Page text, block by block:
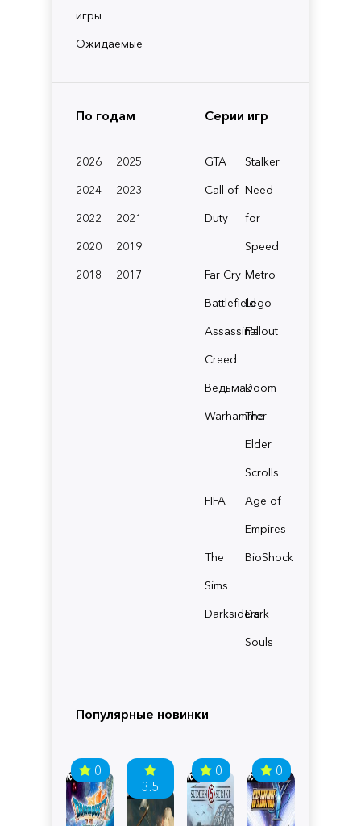
игры
Ожидаемые
По годам
2026
2025
2024
2023
2022
2021
2020
2019
2018
2017
Серии игр
GTA
Stalker
Call of
Duty
Need
for
Speed
Far Cry Metro
BattlefieldLego
Assassin's
Creed
Fallout
ВедьмакDoom
Warhammer
The
Elder
Scrolls
FIFA
Age of
Empires
The
Sims
BioShock
Darksiders
Dark
Souls
Популярные новинки
0
3.5
0 0